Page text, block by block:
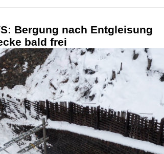
Bergung nach Entgleisung
bald frei